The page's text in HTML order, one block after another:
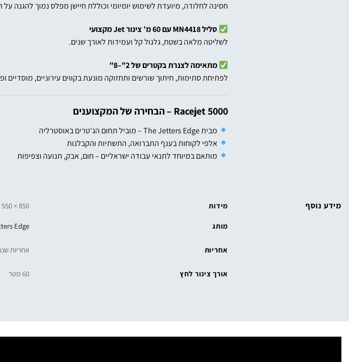
חסינה לחלודה, מיועדת לשימוש יומיומי וכוללת חיישן מפלס נמוך להגנה
סליל MN4418 עם 60 מ’ צינור Jet מקצועי
לשליטה מלאה בשטח, גלגול קל ועמידות לאורך שנים.
מתאימה לצנרת בקטרים של 2"–8"
לפתיחת סתימות, חיתוך שורשים ותחזוקה מונעת בקווים עירוניים, מוסדיים
Racejet 5000 – הבחירה של המקצוענים
מבית The Jetters Edge – מוביל תחום הג'טרים באוסטרליה
אלפי לקוחות בענף התברואה, התשתיות והקבלנות
מותאם במיוחד לתנאי עבודה ישראליים – חום, אבק, תנועה וצפיפות
מידע נוסף מידות 850 × 550 מילימטרים
מותג Edge
אחריות אחריות
אורך צינור לחץ 60 מטר